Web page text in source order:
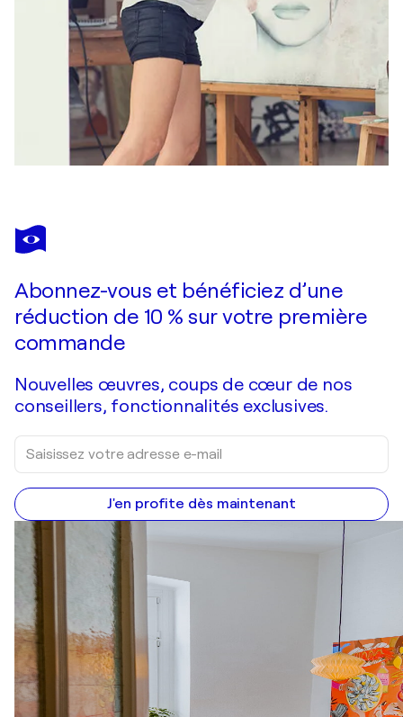
Abonnez-vous et bénéficiez d’une
réduction de 10 % sur votre première
commande
Nouvelles œuvres, coups de cœur de nos
conseillers, fonctionnalités exclusives.
J'en profite dès maintenant